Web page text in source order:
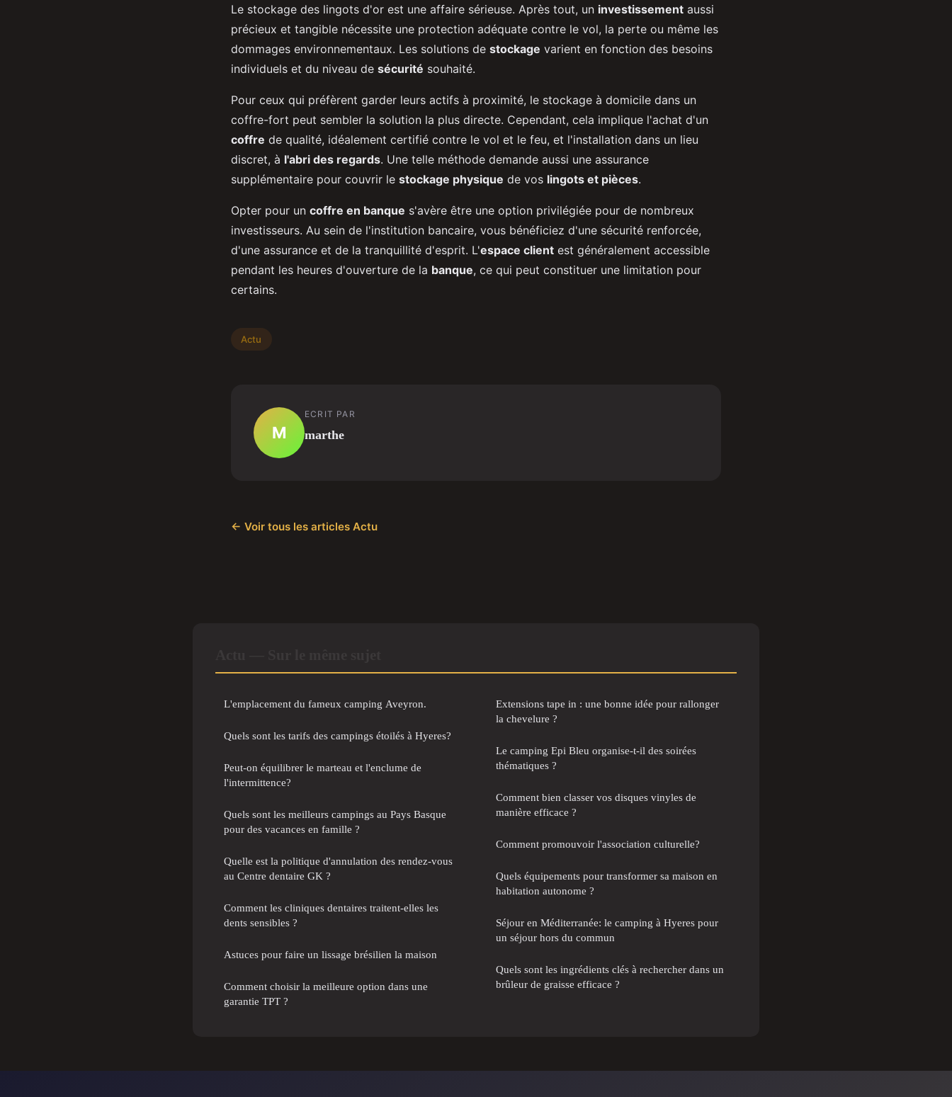
Le stockage des lingots d'or est une affaire sérieuse. Après tout, un investissement aussi
précieux et tangible nécessite une protection adéquate contre le vol, la perte ou même les
dommages environnementaux. Les solutions de stockage varient en fonction des besoins
individuels et du niveau de sécurité souhaité.
Pour ceux qui préfèrent garder leurs actifs à proximité, le stockage à domicile dans un
coffre-fort peut sembler la solution la plus directe. Cependant, cela implique l'achat d'un
coffre de qualité, idéalement certifié contre le vol et le feu, et l'installation dans un lieu
discret, à l'abri des regards. Une telle méthode demande aussi une assurance
supplémentaire pour couvrir le stockage physique de vos lingots et pièces.
Opter pour un coffre en banque s'avère être une option privilégiée pour de nombreux
investisseurs. Au sein de l'institution bancaire, vous bénéficiez d'une sécurité renforcée,
d'une assurance et de la tranquillité d'esprit. L'espace client est généralement accessible
pendant les heures d'ouverture de la banque, ce qui peut constituer une limitation pour
certains.
Actu
M
ECRIT PAR
marthe
← Voir tous les articles Actu
L'emplacement du fameux camping Aveyron.
Quels sont les tarifs des campings étoilés à Hyeres?
Peut-on équilibrer le marteau et l'enclume de
l'intermittence?
Quels sont les meilleurs campings au Pays Basque
pour des vacances en famille ?
Quelle est la politique d'annulation des rendez-vous
au Centre dentaire GK ?
Comment les cliniques dentaires traitent-elles les
dents sensibles ?
Astuces pour faire un lissage brésilien la maison
Comment choisir la meilleure option dans une
garantie TPT ?
Extensions tape in : une bonne idée pour rallonger
la chevelure ?
Le camping Epi Bleu organise-t-il des soirées
thématiques ?
Comment bien classer vos disques vinyles de
manière efficace ?
Comment promouvoir l'association culturelle?
Quels équipements pour transformer sa maison en
habitation autonome ?
Séjour en Méditerranée: le camping à Hyeres pour
un séjour hors du commun
Quels sont les ingrédients clés à rechercher dans un
brûleur de graisse efficace ?